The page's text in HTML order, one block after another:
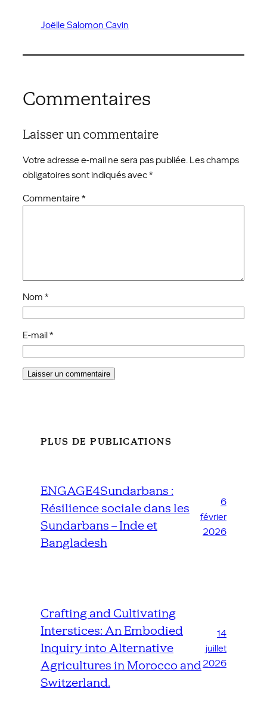
Joëlle Salomon Cavin
Commentaires
Laisser un commentaire
Votre adresse e-mail ne sera pas publiée. Les champs
obligatoires sont indiqués avec*
Commentaire *
Nom *
E-mail*
PLUS DE PUBLICATIONS
ENGAGE4Sundarbans :
Résilience sociale dans les
Sundarbans – Inde et
Bangladesh
6
février
2026
Crafting and Cultivating
Interstices: An Embodied
Inquiry into Alternative
Agricultures in Morocco and
Switzerland.
14
juillet
2026